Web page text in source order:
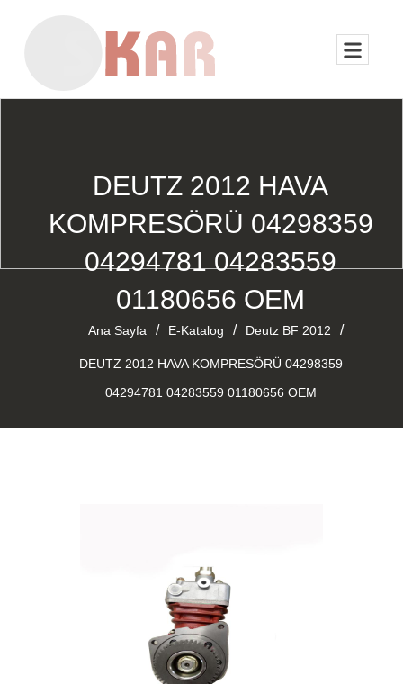
DEUTZ 2012 HAVA
KOMPRESÖRÜ 04298359
04294781 04283559
01180656 OEM
Ana Sayfa / E-Katalog / Deutz BF 2012 /
DEUTZ 2012 HAVA KOMPRESÖRÜ 04298359
04294781 04283559 01180656 OEM